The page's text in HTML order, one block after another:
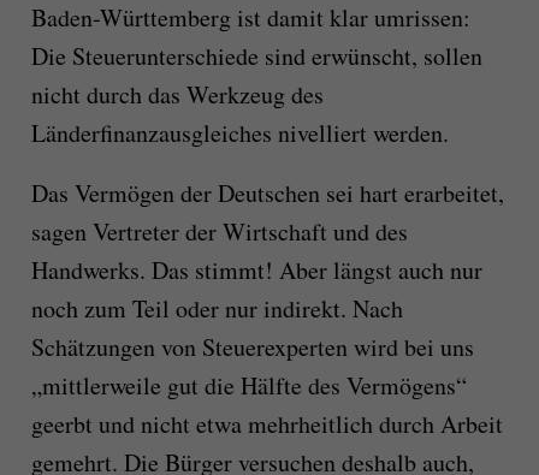
Baden-Württemberg ist damit klar umrissen:
Die Steuerunterschiede sind erwünscht, sollen
nicht durch das Werkzeug des
Länderfinanzausgleiches nivelliert werden.
Das Vermögen der Deutschen sei hart erarbeitet,
sagen Vertreter der Wirtschaft und des
Handwerks. Das stimmt! Aber längst auch nur
noch zum Teil oder nur indirekt. Nach
Schätzungen von Steuerexperten wird bei uns
„mittlerweile gut die Hälfte des Vermögens“
geerbt und nicht etwa mehrheitlich durch Arbeit
gemehrt. Die Bürger versuchen deshalb auch,